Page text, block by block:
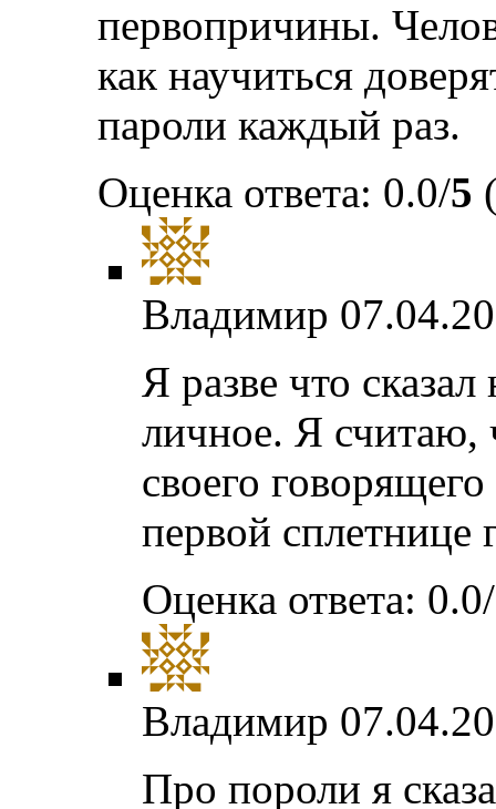
первопричины.
как научиться
пароли каждый раз.
Оценка ответа: 0.0/5
Владимир
Я разве что
личное. Я считаю,
своего
первой сплетнице
Оценка ответа: 0.0/
Владимир
Про пороли я